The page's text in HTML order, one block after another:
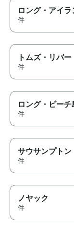
ロング・アイラ
件
トムズ・リバー
件
ロング・ビーチ
件
サウサンプトン
件
ノヤック
件